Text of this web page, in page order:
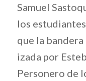
Samuel
los
que la
izada por
Personero de